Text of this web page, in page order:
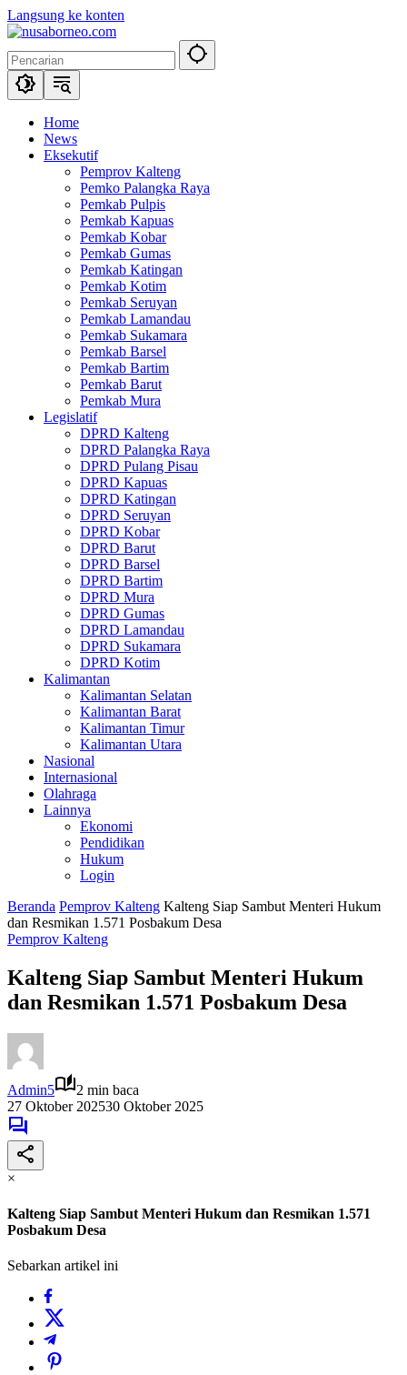
Langsung ke konten
Home
News
Eksekutif
Pemprov Kalteng
Pemko Palangka Raya
Pemkab Pulpis
Pemkab Kapuas
Pemkab Kobar
Pemkab Gumas
Pemkab Katingan
Pemkab Kotim
Pemkab Seruyan
Pemkab Lamandau
Pemkab Sukamara
Pemkab Barsel
Pemkab Bartim
Pemkab Barut
Pemkab Mura
Legislatif
DPRD Kalteng
DPRD Palangka Raya
DPRD Pulang Pisau
DPRD Kapuas
DPRD Katingan
DPRD Seruyan
DPRD Kobar
DPRD Barut
DPRD Barsel
DPRD Bartim
DPRD Mura
DPRD Gumas
DPRD Lamandau
DPRD Sukamara
DPRD Kotim
Kalimantan
Kalimantan Selatan
Kalimantan Barat
Kalimantan Timur
Kalimantan Utara
Nasional
Internasional
Olahraga
Lainnya
Ekonomi
Pendidikan
Hukum
Login
Beranda Pemprov Kalteng Kalteng Siap Sambut Menteri Hukum
dan Resmikan 1.571 Posbakum Desa
Pemprov Kalteng
Kalteng Siap Sambut Menteri Hukum
dan Resmikan 1.571 Posbakum Desa
Admin5
2 min baca
27 Oktober 202530 Oktober 2025
×
Kalteng Siap Sambut Menteri Hukum dan Resmikan 1.571
Posbakum Desa
Sebarkan artikel ini